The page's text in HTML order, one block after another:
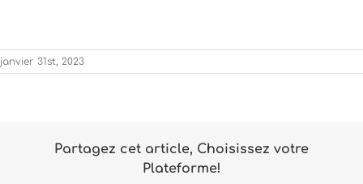
janvier 31st, 2023
Partagez cet article, Choisissez votre
Plateforme!